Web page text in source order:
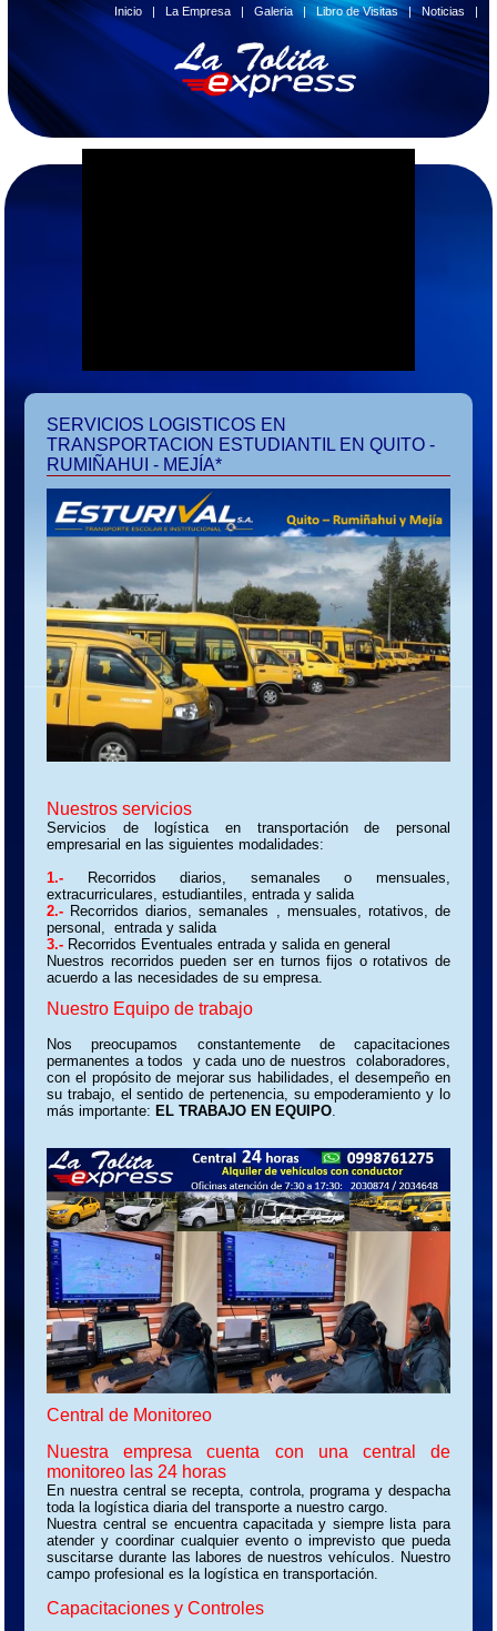
Inicio |La Empresa |Galeria |Libro de Visitas|Noticias |
SERVICIOS LOGISTICOS EN
TRANSPORTACION ESTUDIANTIL EN QUITO -
RUMIÑAHUI - MEJÍA*
Nuestros servicios
Servicios de logística en transportación de personal
empresarial en las siguientes modalidades:
1.-
Recorridos diarios, semanales o mensuales,
extracurriculares, estudiantiles, entrada y salida
2.- Recorridos diarios, semanales , mensuales, rotativos, de
personal, entrada y salida
3.- Recorridos Eventuales entrada y salida en general
Nuestros recorridos pueden ser en turnos fijos o rotativos de
acuerdo a las necesidades de su empresa.
Nuestro Equipo de trabajo
Nos preocupamos constantemente de capacitaciones
permanentes a todos y cada uno de nuestros colaboradores,
con el propósito de mejorar sus habilidades, el desempeño en
su trabajo, el sentido de pertenencia, su empoderamiento y lo
más importante: EL TRABAJO EN EQUIPO.
Central de Monitoreo
Nuestra empresa cuenta con una central de
monitoreo las 24 horas
En nuestra central se recepta, controla, programa y despacha
toda la logística diaria del transporte a nuestro cargo.
Nuestra central se encuentra capacitada y siempre lista para
atender y coordinar cualquier evento o imprevisto que pueda
suscitarse durante las labores de nuestros vehículos. Nuestro
campo profesional es la logística en transportación.
Capacitaciones y Controles